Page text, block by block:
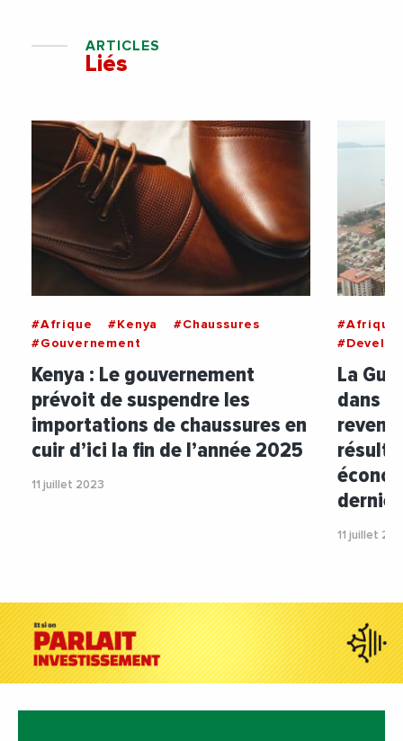
ARTICLES
Liés
#Afrique #Kenya
#Chaussures
#Gouvernement
Kenya : Le gouvernement
prévoit de suspendre les
importations de chaussures en
cuir d’ici la fin de l’année 2025
11 juillet 2023
#Afrique
La
dans
11 juillet